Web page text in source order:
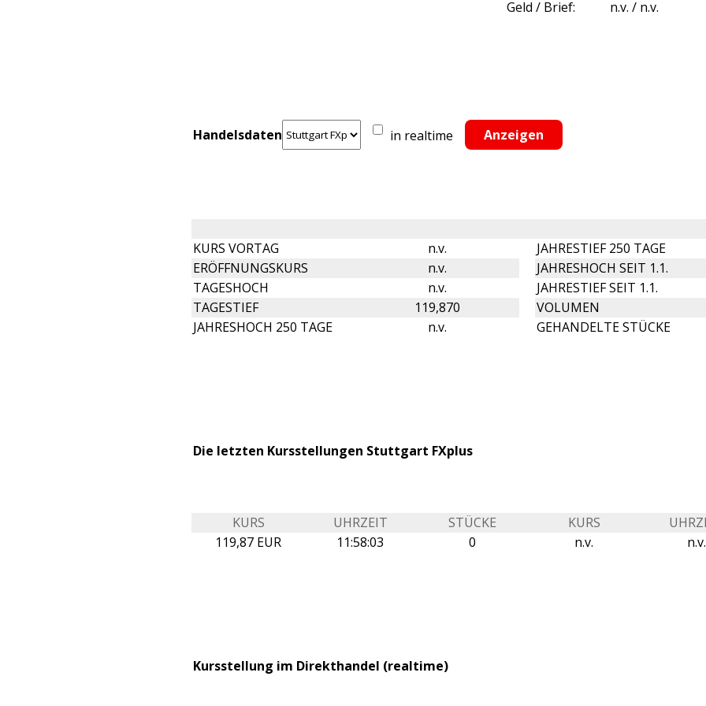
Geld / Brief: n.v. / n.v.
Handelsdaten in realtime
KURS VORTAG n.v. JAHRESTIEF 250 TAGE
ERÖFFNUNGSKURS
n.v. JAHRESHOCH SEIT 1.1.
TAGESHOCH
n.v. JAHRESTIEF SEIT 1.1.
TAGESTIEF
119,870 VOLUMEN
JAHRESHOCH 250 TAGE
n.v. GEHANDELTE STÜCKE
Die letzten Kursstellungen Stuttgart FXplus
KURS UHRZEIT STÜCKE KURS
119,87 EUR
11:58:03 0 n.v. n.v.
Kursstellung im Direkthandel (realtime)